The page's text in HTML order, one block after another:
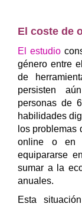
El coste de
El estudio
género entre
de
persisten
personas de
habilidades
los problemas
online o en
equipararse
sumar a la
anuales.
Esta